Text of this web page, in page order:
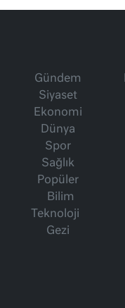
Gündem
Siyaset
Ekonomi
Dünya
Spor
Sağlık
Popüler
Bilim
Teknoloji
Gezi